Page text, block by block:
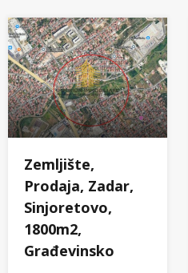
Zemljište,
Prodaja, Zadar,
Sinjoretovo,
1800m2,
Građevinsko